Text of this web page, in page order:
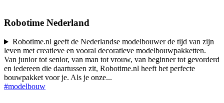
Robotime Nederland
Robotime.nl geeft de Nederlandse modelbouwer de tijd van zijn
leven met creatieve en vooral decoratieve modelbouwpakketten.
Van junior tot senior, van man tot vrouw, van beginner tot gevorderd
en iedereen die daartussen zit, Robotime.nl heeft het perfecte
bouwpakket voor je. Als je onze...
#modelbouw